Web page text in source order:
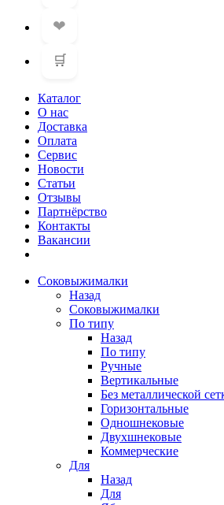
❤
🛒
Каталог
О нас
Доставка
Оплата
Сервис
Новости
Статьи
Отзывы
Партнёрство
Контакты
Вакансии
Соковыжималки
Назад
Соковыжималки
По типу
Назад
По типу
Ручные
Вертикальные
Без металлической
Горизонтальные
Одношнековые
Двухшнековые
Коммерческие
Для
Назад
Для